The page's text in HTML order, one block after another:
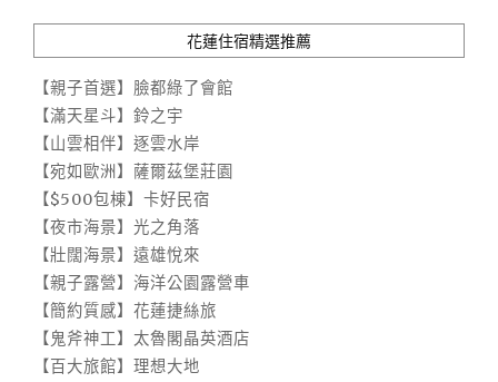
花蓮住宿精選推薦
【親子首選】臉都綠了會館
【滿天星斗】鈴之宇
【山雲相伴】逐雲水岸
【宛如歐洲】薩爾茲堡莊園
【$500包棟】卡好民宿
【夜市海景】光之角落
【壯闊海景】遠雄悅來
【親子露營】海洋公園露營車
【簡約質感】花蓮捷絲旅
【鬼斧神工】太魯閣晶英酒店
【百大旅館】理想大地